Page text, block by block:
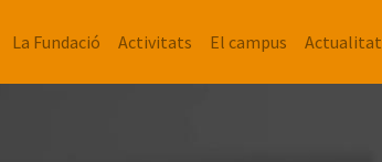
La Fundació Activitats El campus Actualitat